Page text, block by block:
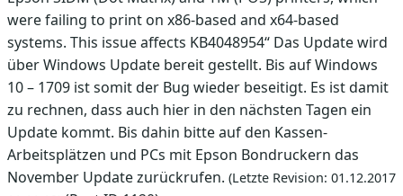
were failing to print on x86-based and x64-based
systems. This issue affects KB4048954“ Das Update wird
über Windows Update bereit gestellt. Bis auf Windows
10 – 1709 ist somit der Bug wieder beseitigt. Es ist damit
zu rechnen, dass auch hier in den nächsten Tagen ein
Update kommt. Bis dahin bitte auf den Kassen-
Arbeitsplätzen und PCs mit Epson Bondruckern das
November Update zurückrufen. (Letzte Revision: 01.12.2017